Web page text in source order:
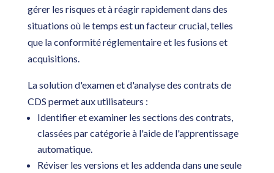
gérer les risques et à réagir rapidement dans des
situations où le temps est un facteur crucial, telles
que la conformité réglementaire et les fusions et
acquisitions.
La solution d'examen et d'analyse des contrats de
CDS permet aux utilisateurs :
Identifier et examiner les sections des contrats,
classées par catégorie à l'aide de l'apprentissage
automatique.
Réviser les versions et les addenda dans une seule